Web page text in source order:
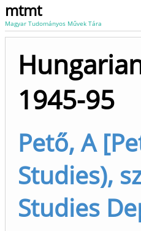
mtmt
Magyar Tudományos Művek Tára
1945-95
Pető, A
Studies),
Studies